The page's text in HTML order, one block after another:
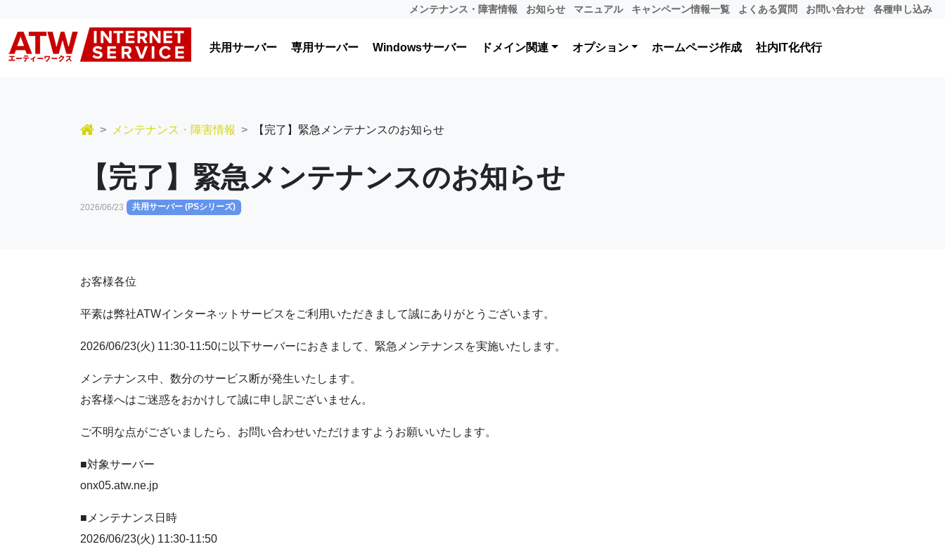
メンテナンス・障害情報 お知らせ マニュアル キャンペーン情報一覧 よくある質問 お問い合わせ 各種申し込み
コンテンツへスキップ
メインナビゲーション共用サーバー 専用サーバー Windowsサーバー ドメイン関連 オプション ホームページ作成 社内IT化代行
メンテナンス・障害情報 【完了】緊急メンテナンスのお知らせ
【完了】緊急メンテナンスのお知らせ
2026/06/23 共用サーバー (PSシリーズ)
お客様各位
平素は弊社ATWインターネットサービスをご利用いただきまして誠にありがとうございます。
2026/06/23(火) 11:30-11:50に以下サーバーにおきまして、緊急メンテナンスを実施いたします。
メンテナンス中、数分のサービス断が発生いたします。
お客様へはご迷惑をおかけして誠に申し訳ございません。
ご不明な点がございましたら、お問い合わせいただけますようお願いいたします。
■対象サーバー
onx05.atw.ne.jp
■メンテナンス日時
2026/06/23(火) 11:30-11:50